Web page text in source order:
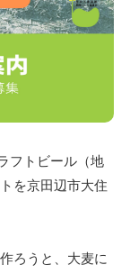
フトビール（地
を京田辺市大住
ろうと、大麦に